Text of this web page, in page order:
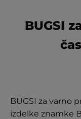
BUGSI
BUGSI za varno
izdelke znamke